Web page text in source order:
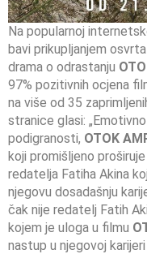
Na popularnoj
bavi prikupljanjem
drama o odrastanju
97% pozitivnih ocjena
na više od 35
stranice glasi:
podigranosti, OTOK
koji promišljeno
redatelja Fatiha Akina
njegovu dosadašnju
čak nije redatelj Fatih
kojem je uloga u filmu
nastup u njegovoj